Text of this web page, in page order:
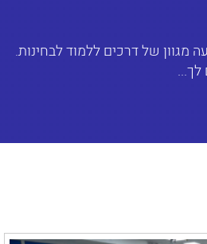
מגוון של דרכים ללמוד לבחינות.